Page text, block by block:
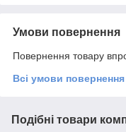
Умови повернення
Повернення товару
Всі умови повернення
Подібні товари